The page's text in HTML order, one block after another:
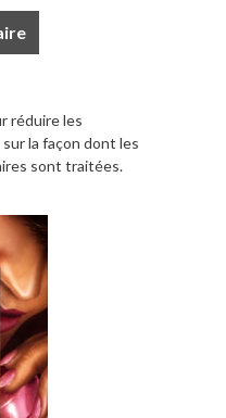
réduire les
sur la façon dont les
sont traitées.